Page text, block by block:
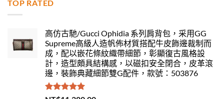
TOP RATED
高仿古馳/Gucci Ophidia 系列肩背包，采用GG
Supreme高級人造帆佈材質搭配牛皮飾邊裁制而
成，配以嵌花條紋織帶細節，彰顯復古風格設
計，造型頗具結構感，以磁扣安全閉合，皮革滾
邊，裝飾典藏細節雙G配件，款號：503876